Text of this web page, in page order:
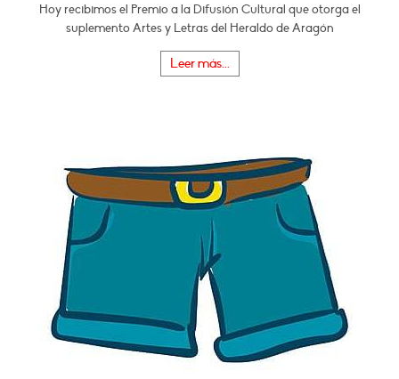
Hoy recibimos el Premio a la Difusión Cultural que otorga el
suplemento Artes y Letras del Heraldo de Aragón
Leer más...